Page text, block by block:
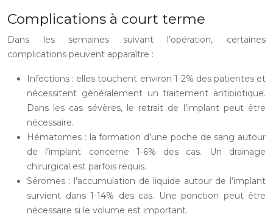
Complications à court terme
Dans les semaines suivant l’opération, certaines
complications peuvent apparaître :
Infections : elles touchent environ 1-2% des patientes et
nécessitent généralement un traitement antibiotique.
Dans les cas sévères, le retrait de l’implant peut être
nécessaire.
Hématomes : la formation d’une poche de sang autour
de l’implant concerne 1-6% des cas. Un drainage
chirurgical est parfois requis.
Séromes : l’accumulation de liquide autour de l’implant
survient dans 1-14% des cas. Une ponction peut être
nécessaire si le volume est important.